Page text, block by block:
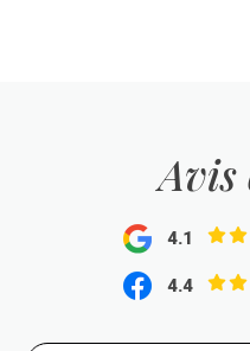
Avis
4.1
4.4